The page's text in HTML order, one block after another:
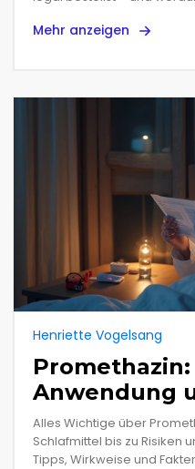
Mehr anzeigen
Henriette Vogelsang
Anwendung
Überblick
Alles Wichtige über
Schlafmittel bis zu Risiken
Tipps, Wirkweise und